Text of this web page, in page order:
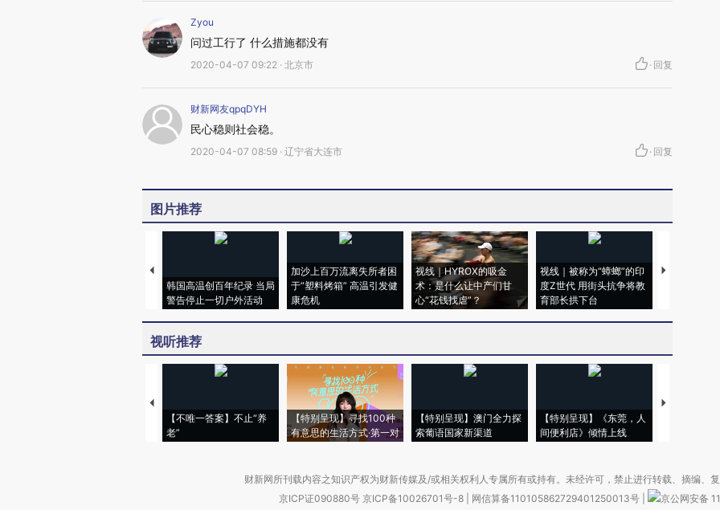
Zyou
问过工行了 什么措施都没有
2020-04-07 09:22 · 北京市 · 回复
财新网友qpqDYH
民心稳则社会稳。
2020-04-07 08:59 · 辽宁省大连市 · 回复
图片推荐
韩国高温创百年纪录 当局
警告停止一切户外活动
加沙上百万流离失所者困
于“塑料烤箱” 高温引发健
康危机
视线｜HYROX的吸金
术：是什么让中产们甘
心“花钱找虐”？
视线｜被称为“蟑螂”的印
度Z世代 用街头抗争将教
育部长拱下台
视线｜“入侵
视听推荐
【不唯一答案】不止“养
老”
【特别呈现】寻找100种
有意思的生活方式·第一对
【特别呈现】澳门全力探
索葡语国家新渠道
【特别呈现】《东莞，人
间便利店》倾情上线
【推广】走
财新网所刊载内容之知识产权为财新传媒及/或相关权利人专属所有或持有。未经许可，禁止进行转载、摘编、
京ICP证090880号 京ICP备10026701号-8 网信算备110105862729401250013号 京公网安备